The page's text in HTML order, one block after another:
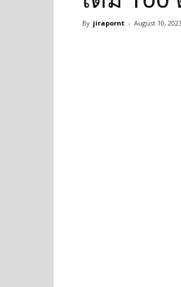
By jirapornt - August 10, 2023